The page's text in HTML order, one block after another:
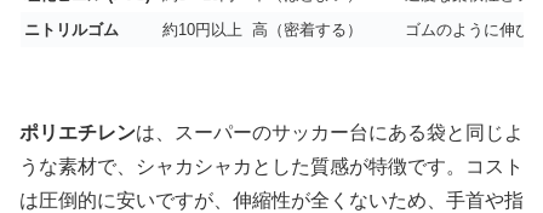
ニトリルゴム
約10円以上 高（密着する） ゴムのように伸び
ポリエチレンは、スーパーのサッカー台にある袋と同じよ
うな素材で、シャカシャカとした質感が特徴です。コスト
は圧倒的に安いですが、伸縮性が全くないため、手首や指